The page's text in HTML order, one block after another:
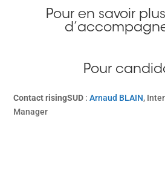
Pour en savoir
Pour
Contact risingSUD :Arnaud BLAIN,
Manager